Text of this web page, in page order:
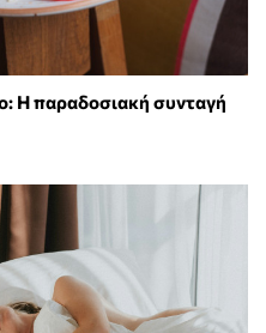
Η παραδοσιακή συνταγή